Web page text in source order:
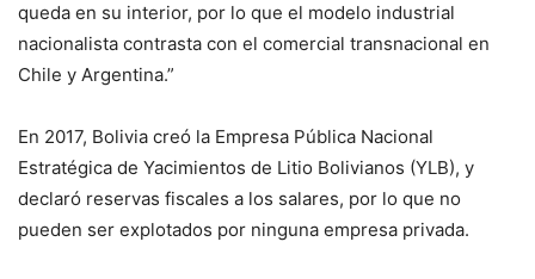
queda en su interior, por lo que el modelo industrial
nacionalista contrasta con el comercial transnacional en
Chile y Argentina.”
En 2017, Bolivia creó la Empresa Pública Nacional
Estratégica de Yacimientos de Litio Bolivianos (YLB), y
declaró reservas fiscales a los salares, por lo que no
pueden ser explotados por ninguna empresa privada.